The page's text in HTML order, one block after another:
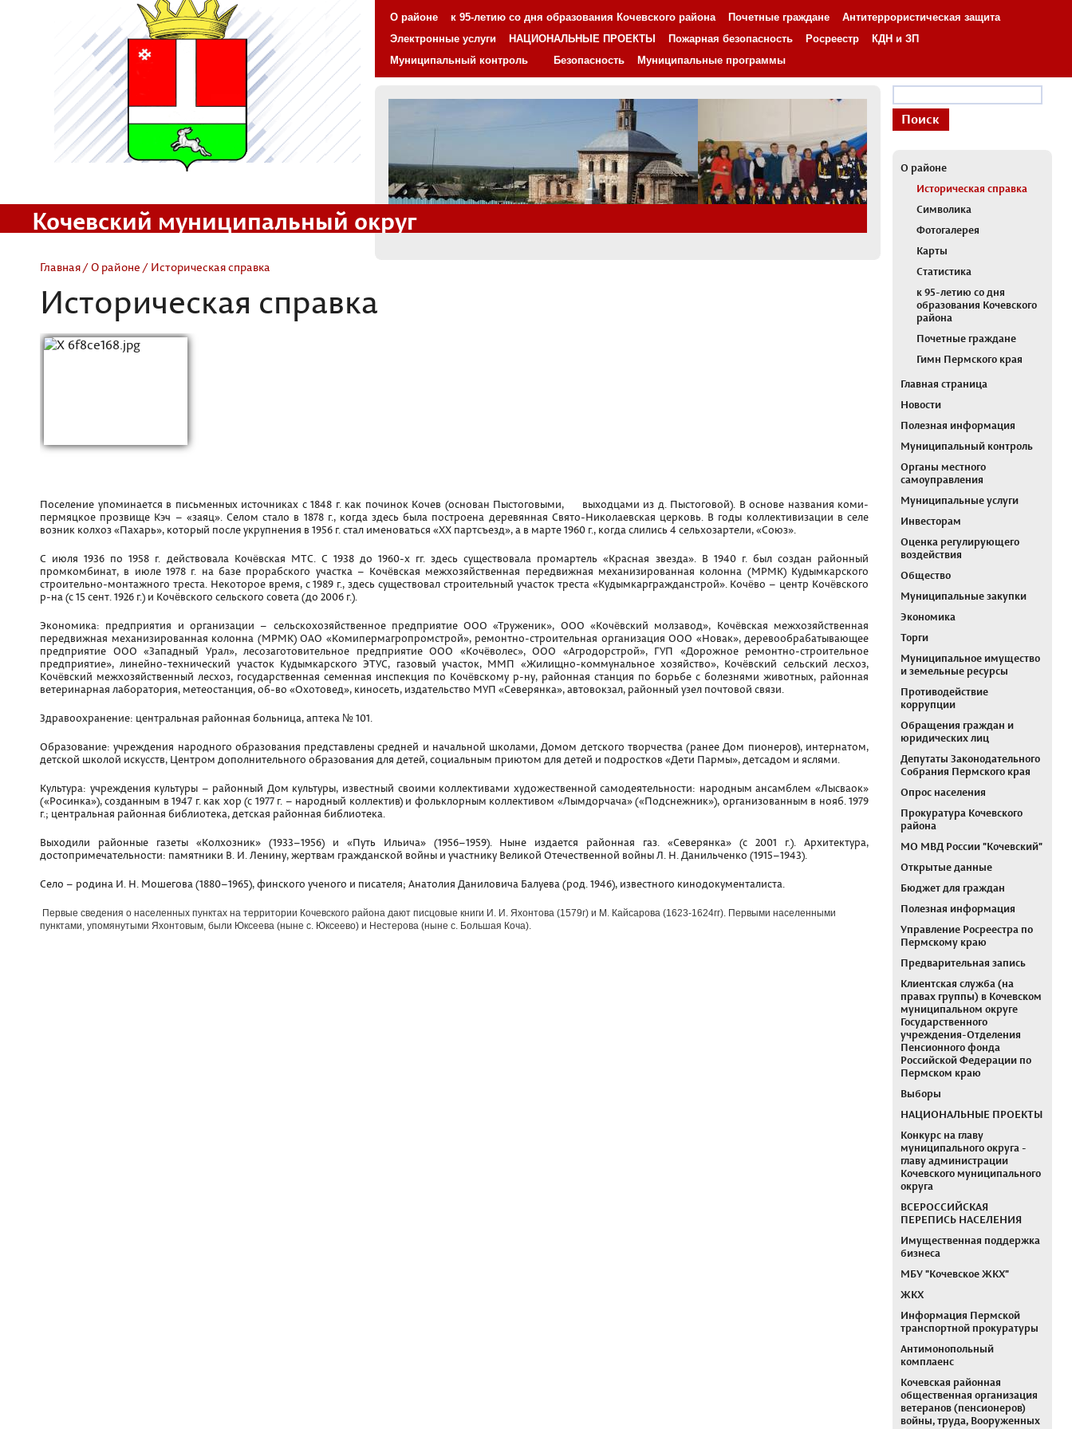
О районе к 95-летию со дня образования Кочевского района Почетные граждане
Антитеррористическая защита
Электронные услуги
НАЦИОНАЛЬНЫЕ ПРОЕКТЫ Пожарная безопасность Росреестр
КДН и ЗП
Муниципальный контроль
Безопасность Муниципальные программы
Кочевский муниципальный округ
О районе
Историческая справка
Символика
Фотогалерея
Карты
Статистика
к 95-летию со дня
образования Кочевского
района
Почетные граждане
Гимн Пермского края
Главная страница
Новости
Полезная информация
Муниципальный контроль
Органы местного
самоуправления
Муниципальные услуги
Инвесторам
Оценка регулирующего
воздействия
Общество
Муниципальные закупки
Экономика
Торги
Муниципальное имущество
и земельные ресурсы
Противодействие
коррупции
Обращения граждан и
юридических лиц
Депутаты Законодательного
Собрания Пермского края
Опрос населения
Прокуратура Кочевского
района
МО МВД России "Кочевский"
Открытые данные
Бюджет для граждан
Полезная информация
Управление Росреестра по
Пермскому краю
Предварительная запись
Клиентская служба (на
правах группы) в Кочевском
муниципальном округе
Государственного
учреждения-Отделения
Пенсионного фонда
Российской Федерации по
Пермском краю
Выборы
НАЦИОНАЛЬНЫЕ ПРОЕКТЫ
Конкурс на главу
муниципального округа -
главу администрации
Кочевского муниципального
округа
ВСЕРОССИЙСКАЯ
ПЕРЕПИСЬ НАСЕЛЕНИЯ
Имущественная поддержка
бизнеса
МБУ "Кочевское ЖКХ"
ЖКХ
Информация Пермской
транспортной прокуратуры
Антимонопольный
комплаенс
Кочевская районная
общественная организация
ветеранов (пенсионеров)
войны, труда, Вооруженных
Главная/О районе / Историческая справка
Историческая справка
Поселение упоминается в письменных источниках с 1848 г. как починок Кочев (основан Пыстоговыми, выходцами из д. Пыстоговой). В основе названия коми-
пермяцкое прозвище Кэч – «заяц». Селом стало в 1878 г., когда здесь была построена деревянная Свято-Николаевская церковь. В годы коллективизации в селе
возник колхоз «Пахарь», который после укрупнения в 1956 г. стал именоваться «XX партсъезд», а в марте 1960 г., когда слились 4 сельхозартели, «Союз».
С июля 1936 по 1958 г. действовала Кочёвская МТС. С 1938 до 1960-х гг. здесь существовала промартель «Красная звезда». В 1940 г. был создан районный
промкомбинат, в июле 1978 г. на базе прорабского участка – Кочёвская межхозяйственная передвижная механизированная колонна (МРМК) Кудымкарского
строительно-монтажного треста. Некоторое время, с 1989 г., здесь существовал строительный участок треста «Кудымкаргражданстрой». Кочёво – центр Кочёвского
р-на (с 15 сент. 1926 г.) и Кочёвского сельского совета (до 2006 г.).
Экономика: предприятия и организации – сельскохозяйственное предприятие ООО «Труженик», ООО «Кочёвский молзавод», Кочёвская межхозяйственная
передвижная механизированная колонна (МРМК) ОАО «Комипермагропромстрой», ремонтно-строительная организация ООО «Новак», деревообрабатывающее
предприятие ООО «Западный Урал», лесозаготовительное предприятие ООО «Кочёволес», ООО «Агродорстрой», ГУП «Дорожное ремонтно-строительное
предприятие», линейно-технический участок Кудымкарского ЭТУС, газовый участок, ММП «Жилищно-коммунальное хозяйство», Кочёвский сельский лесхоз,
Кочёвский межхозяйственный лесхоз, государственная семенная инспекция по Кочёвскому р-ну, районная станция по борьбе с болезнями животных, районная
ветеринарная лаборатория, метеостанция, об-во «Охотовед», киносеть, издательство МУП «Северянка», автовокзал, районный узел почтовой связи.
Здравоохранение: центральная районная больница, аптека № 101.
Образование: учреждения народного образования представлены средней и начальной школами, Домом детского творчества (ранее Дом пионеров), интернатом,
детской школой искусств, Центром дополнительного образования для детей, социальным приютом для детей и подростков «Дети Пармы», детсадом и яслями.
Культура: учреждения культуры – районный Дом культуры, известный своими коллективами художественной самодеятельности: народным ансамблем «Лысваок»
(«Росинка»), созданным в 1947 г. как хор (с 1977 г. – народный коллектив) и фольклорным коллективом «Лымдорчача» («Подснежник»), организованным в нояб. 1979
г.; центральная районная библиотека, детская районная библиотека.
Выходили районные газеты «Колхозник» (1933–1956) и «Путь Ильича» (1956–1959). Ныне издается районная газ. «Северянка» (с 2001 г.). Архитектура,
достопримечательности: памятники В. И. Ленину, жертвам гражданской войны и участнику Великой Отечественной войны Л. Н. Данильченко (1915–1943).
Село – родина И. Н. Мошегова (1880–1965), финского ученого и писателя; Анатолия Даниловича Балуева (род. 1946), известного кинодокументалиста.
Первые сведения о населенных пунктах на территории Кочевского района дают писцовые книги И. И. Яхонтова (1579г) и М. Кайсарова (1623-1624гг). Первыми населенными
пунктами, упомянутыми Яхонтовым, были Юксеева (ныне с. Юксеево) и Нестерова (ныне с. Большая Коча).